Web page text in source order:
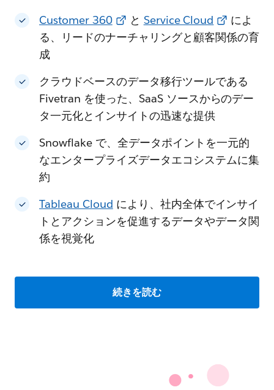
Customer 360
と Service Cloud
によ
る、リードのナーチャリングと顧客関係の育
成
クラウドベースのデータ移行ツールである
Fivetran を使った、SaaS ソースからのデー
タ一元化とインサイトの迅速な提供
Snowflake で、全データポイントを一元的
なエンタープライズデータエコシステムに集
約
Tableau Cloud により、社内全体でインサイ
トとアクションを促進するデータやデータ関
係を視覚化
続きを読む